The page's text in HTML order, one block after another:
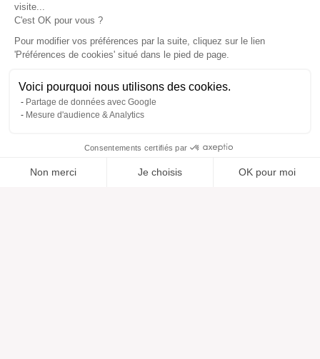
visite...
C'est OK pour vous ?
Pour modifier vos préférences par la suite, cliquez sur le lien
'Préférences de cookies' situé dans le pied de page.
Voici pourquoi nous utilisons des cookies.
Partage de données avec Google
Mesure d'audience & Analytics
Consentements certifiés par
Non merci Je choisis OK pour moi